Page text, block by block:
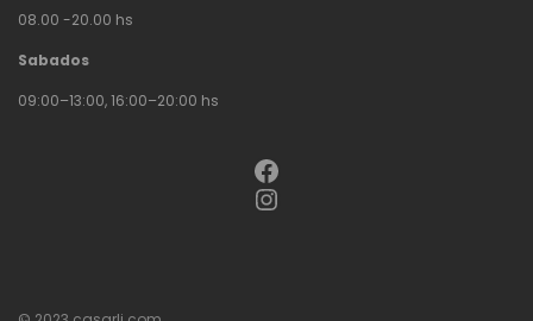
08.00 -20.00 hs
Sabados
09:00–13:00, 16:00–20:00 hs
Facebook
Instagram